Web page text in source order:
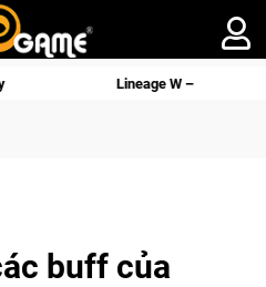
W – Quyền lực và tài phú sẽ về tay kẻ
buff của